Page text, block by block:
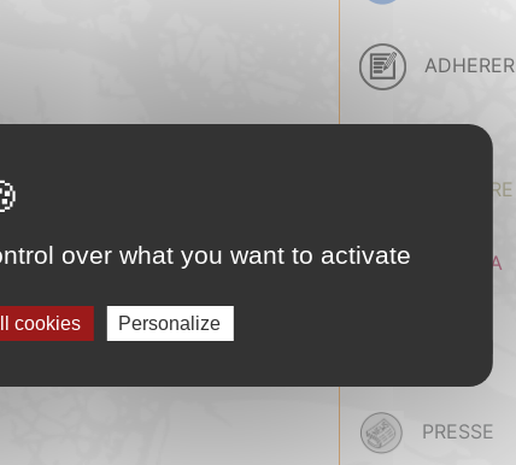
fabrication du papier / carton
du secteur et la place de
BCIAT, opportunité pour
le dossier.
ADHERER
DOCUMENTAIRE
AGENDA
PRESSE
over what you want to activate
cookies Personalize